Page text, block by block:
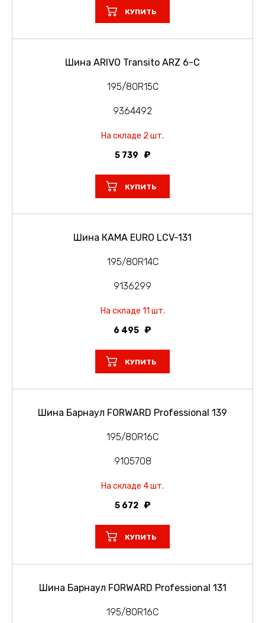
КУПИТЬ
Шина ARIVO Transito ARZ 6-C
195/80R15C
9364492
На складе 2 шт.
5 739
КУПИТЬ
Шина КАМА EURO LCV-131
195/80R14C
9136299
На складе 11 шт.
6 495
КУПИТЬ
Шина Барнаул FORWARD Professional 139
195/80R16C
9105708
На складе 4 шт.
5 672
КУПИТЬ
Шина Барнаул FORWARD Professional 131
195/80R16C